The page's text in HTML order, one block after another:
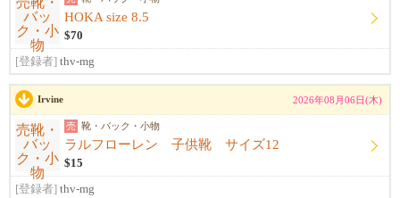
HOKA size 8.5
$70
[登録者] thv-mg
Irvine 2026年08月06日(木)
売 靴・バック・小物
ラルフローレン 子供靴 サイズ12
$15
[登録者] thv-mg